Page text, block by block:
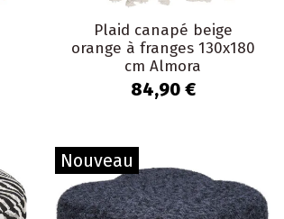
Plaid canapé beige
orange à franges 130x180
cm Almora
84,90 €
Nouveau